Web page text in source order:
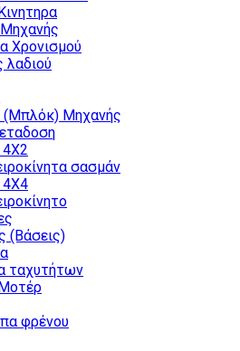
Χρονισμού
λαδιού
(Μπλόκ) Μηχανής
σασμάν
4Χ4
(Βάσεις)
ταχυτήτων
φρένου